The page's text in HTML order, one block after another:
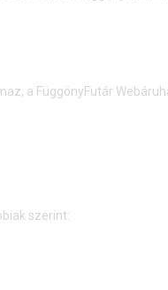
a FüggönyFutár
szerint: